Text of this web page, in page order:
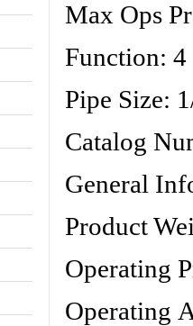
Max Ops
Function: 4
Pipe Size:
Catalog
General
Product
Operating
Operating